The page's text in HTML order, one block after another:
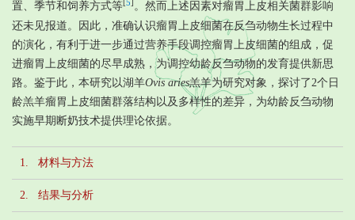
置、季节和饲养方式等 5
。然而上述因素对瘤胃上皮相关菌群影响
还未见报道。因此，准确认识瘤胃上皮细菌在反刍动物生长过程中
的演化，有利于进一步通过营养手段调控瘤胃上皮细菌的组成，促
进瘤胃上皮细菌的尽早成熟，为调控幼龄反刍动物的发育提供新思
路。鉴于此，本研究以湖羊Ovis aries羔羊为研究对象，探讨了2个日
龄羔羊瘤胃上皮细菌群落结构以及多样性的差异，为幼龄反刍动物
实施早期断奶技术提供理论依据。
1. 材料与方法
2. 结果与分析